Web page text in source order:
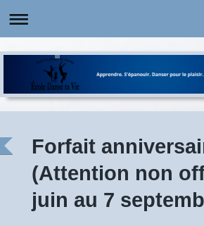
Forfait
(Attention non
juin au 7